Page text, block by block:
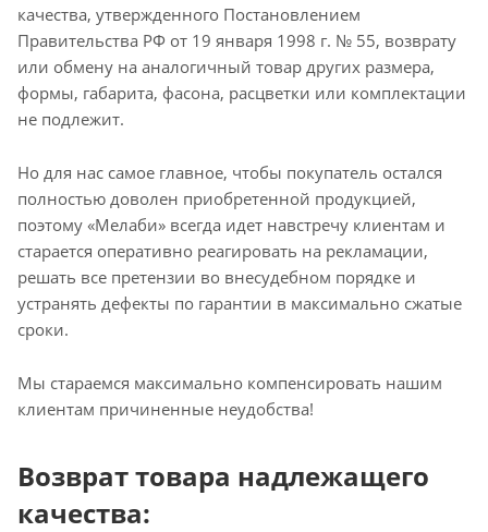
качества, утвержденного Постановлением
Правительства РФ от 19 января 1998 г. № 55, возврату
или обмену на аналогичный товар других размера,
формы, габарита, фасона, расцветки или комплектации
не подлежит.
Но для нас самое главное, чтобы покупатель остался
полностью доволен приобретенной продукцией,
поэтому «Мелаби» всегда идет навстречу клиентам и
старается оперативно реагировать на рекламации,
решать все претензии во внесудебном порядке и
устранять дефекты по гарантии в максимально сжатые
сроки.
Мы стараемся максимально компенсировать нашим
клиентам причиненные неудобства!
Возврат товара надлежащего
качества: